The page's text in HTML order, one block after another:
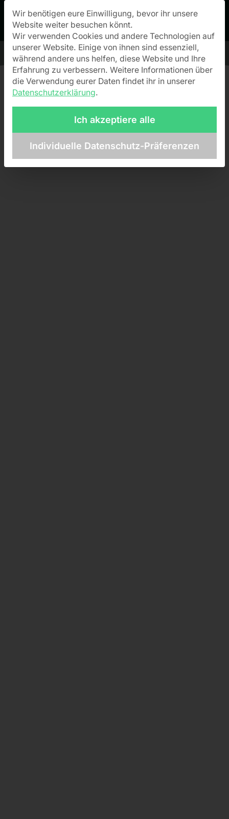
Datenschutz-Präferenz
Wir benötigen eure Einwilligung, bevor ihr unsere
Website weiter besuchen könnt.
Wir verwenden Cookies und andere Technologien auf
unserer Website. Einige von ihnen sind essenziell,
während andere uns helfen, diese Website und Ihre
Erfahrung zu verbessern. Weitere Informationen über
die Verwendung eurer Daten findet ihr in unserer
Datenschutzerklärung.
Ich akzeptiere alle
Individuelle Datenschutz-Präferenzen